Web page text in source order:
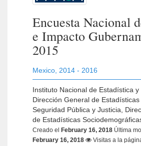
Encuesta Nacional
e Impacto
2015
Mexico 2014 - 2016
Instituto Nacional de Estadística y
Dirección General de Estadísticas
Seguridad Pública y Justicia,
de Estadísticas
Creado el February 16, 2018 Última
February 16, 2018
Visitas a la